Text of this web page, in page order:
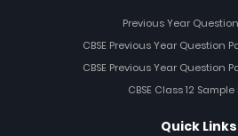
Previous Year
CBSE Previous Year Question
CBSE Previous Year Question
CBSE Class 12
Quick Links